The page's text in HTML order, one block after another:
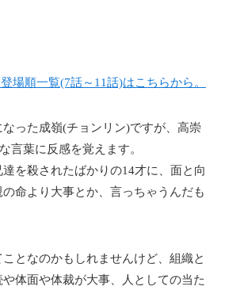
場順一覧(7話～11話)はこちらから。
った成嶺(チョンリン)ですが、高崇
言葉に反感を覚えます。
を殺されたばかりの14才に、面と向
命より大事とか、言っちゃうんだも
となのかもしれませんけど、組織と
体面や体裁が大事、人としての当た